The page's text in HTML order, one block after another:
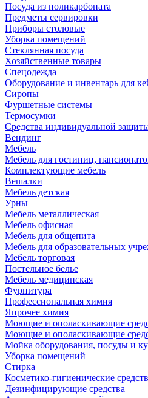
Посуда из поликарбоната
Предметы сервировки
Приборы столовые
Уборка помещений
Стеклянная посуда
Хозяйственные товары
Спецодежда
Оборудование и инвентарь для
Сиропы
Фуршетные системы
Термосумки
Средства индивидуальной
Вендинг
Мебель
Мебель для гостиниц,
Комплектующие мебель
Вешалки
Мебель детская
Урны
Мебель металлическая
Мебель офисная
Мебель для общепита
Мебель для образовательных
Мебель торговая
Постельное белье
Мебель медицинская
Фурнитура
Профессиональная химия
Япрочее химия
Моющие и ополаскивающие
Моющие и ополаскивающие
Мойка оборудования, посуды и
Уборка помещений
Стирка
Косметико-гигиенические
Дезинфицирующие средства